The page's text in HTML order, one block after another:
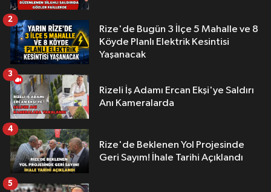
Rize'de Bugün 3 İlçe 5 Mahalle ve 8
Köyde Planlı Elektrik Kesintisi
Yaşanacak
2
Rizeli İş Adamı Ercan Ekşi'ye Saldırı
Anı Kameralarda
3
Rize'de Beklenen Yol Projesinde
Geri Sayım! İhale Tarihi Açıklandı
4
5